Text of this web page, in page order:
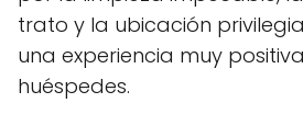
trato y la ubicación
una experiencia muy
huéspedes.